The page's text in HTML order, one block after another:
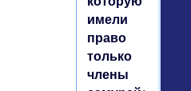
имели
право
только
члены